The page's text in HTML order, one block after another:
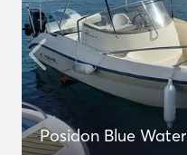
Posidon Blue Water